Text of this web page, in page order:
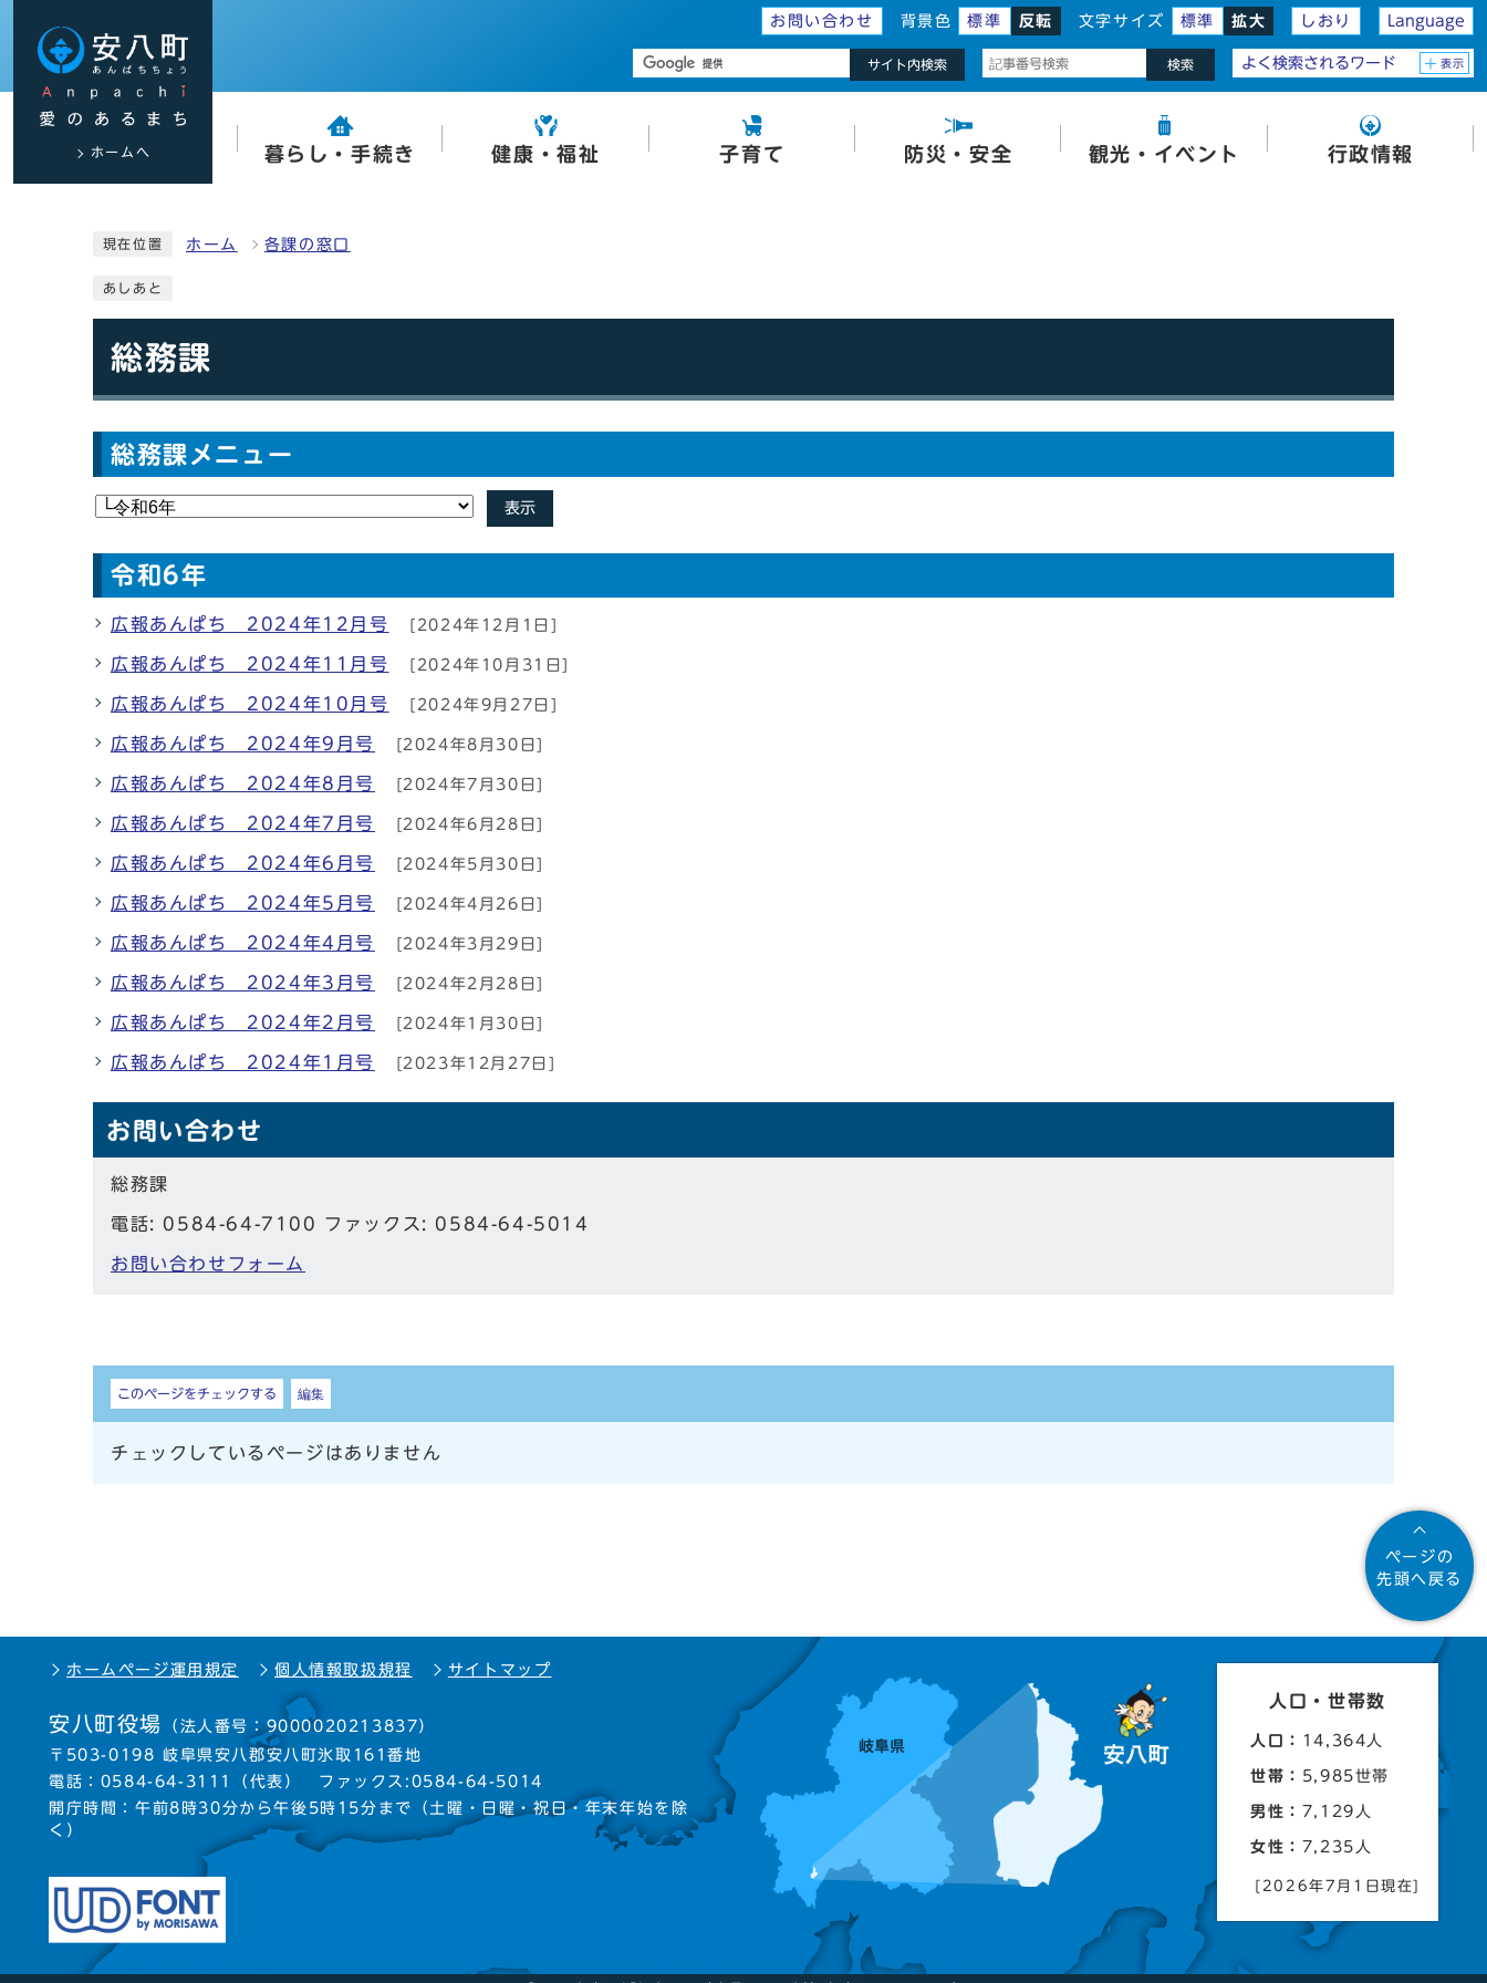
お問い合わせ 背景色 標準 反転 文字サイズ 標準 拡大 しおり Language
ホームへ
サイト内検索 検索 よく検索されるワード 表示
暮らし・手続き 健康・福祉 子育て 防災・安全 観光・イベント 行政情報
現在位置 ホーム 各課の窓口
あしあと
総務課
総務課メニュー
表示
令和6年
広報あんぱち 2024年12月号 [2024年12月1日]
広報あんぱち 2024年11月号 [2024年10月31日]
広報あんぱち 2024年10月号 [2024年9月27日]
広報あんぱち 2024年9月号 [2024年8月30日]
広報あんぱち 2024年8月号 [2024年7月30日]
広報あんぱち 2024年7月号 [2024年6月28日]
広報あんぱち 2024年6月号 [2024年5月30日]
広報あんぱち 2024年5月号 [2024年4月26日]
広報あんぱち 2024年4月号 [2024年3月29日]
広報あんぱち 2024年3月号 [2024年2月28日]
広報あんぱち 2024年2月号 [2024年1月30日]
広報あんぱち 2024年1月号 [2023年12月27日]
お問い合わせ
総務課
電話: 0584-64-7100 ファックス: 0584-64-5014
お問い合わせフォーム
しおり
このページをチェックする 編集
チェックしているページはありません
ページの
先頭へ戻る
ホームページ運用規定 個人情報取扱規程 サイトマップ
安八町役場 （法人番号：9000020213837）
〒503-0198 岐阜県安八郡安八町氷取161番地
電話： 0584-64-3111 （代表） ファックス:0584-64-5014
開庁時間：午前8時30分から午後5時15分まで
（土曜・日曜・祝日・年末年始を除
く）
人口・世帯数
人口： 14,364人
世帯： 5,985世帯
男性： 7,129人
女性： 7,235人
[2026年7月1日現在]